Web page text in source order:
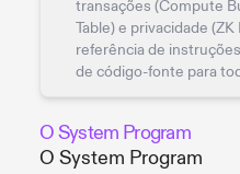
transações (Compute
Table) e privacidade
referência de
de código-fonte para
O System Program
O System Program